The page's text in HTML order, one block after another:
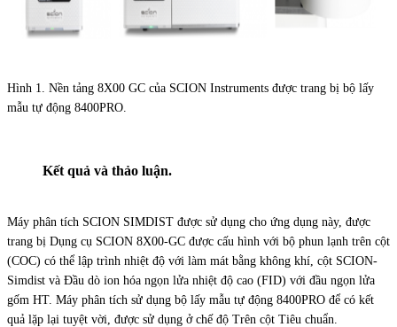
Hình 1. Nền tảng 8X00 GC của SCION Instruments được trang bị bộ lấy
mẫu tự động 8400PRO.
Kết quả và thảo luận.
Máy phân tích SCION SIMDIST được sử dụng cho ứng dụng này, được
trang bị Dụng cụ SCION 8X00-GC được cấu hình với bộ phun lạnh trên cột
(COC) có thể lập trình nhiệt độ với làm mát bằng không khí, cột SCION-
Simdist và Đầu dò ion hóa ngọn lửa nhiệt độ cao (FID) với đầu ngọn lửa
gốm HT. Máy phân tích sử dụng bộ lấy mẫu tự động 8400PRO để có kết
quả lặp lại tuyệt vời, được sử dụng ở chế độ Trên cột Tiêu chuẩn.